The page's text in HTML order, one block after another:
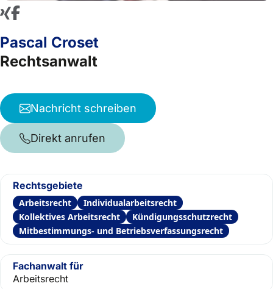
Pascal Croset
Rechtsanwalt
Nachricht schreiben
Direkt anrufen
Rechtsgebiete
Arbeitsrecht
Individualarbeitsrecht
Kollektives Arbeitsrecht
Kündigungsschutzrecht
Mitbestimmungs- und Betriebsverfassungsrecht
Fachanwalt für
Arbeitsrecht